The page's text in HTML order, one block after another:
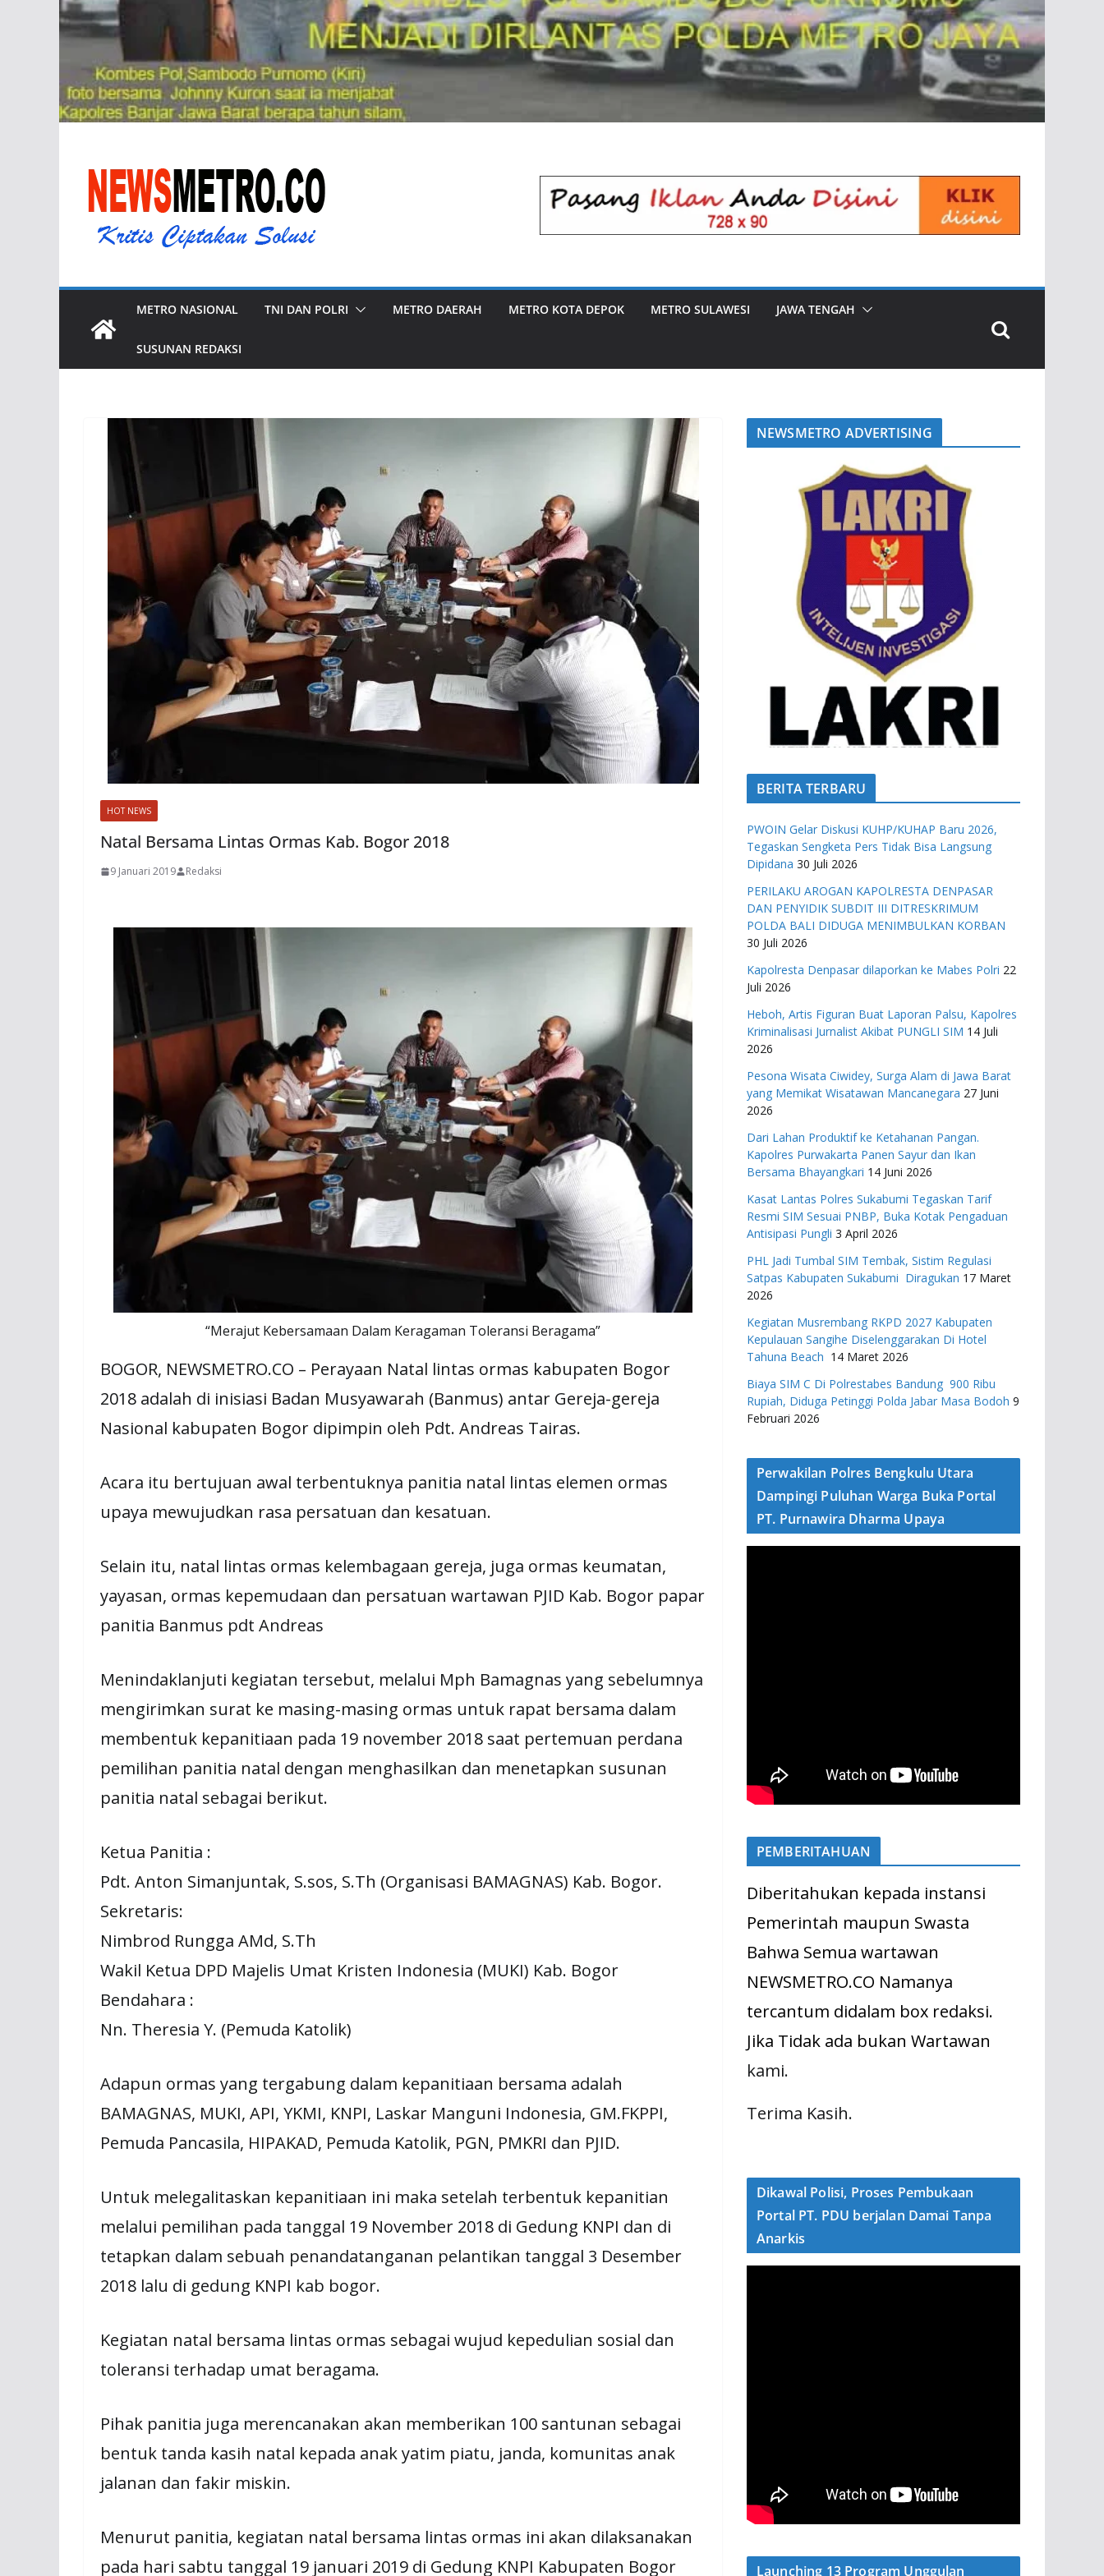
METRO NASIONAL TNI DAN POLRI METRO DAERAH METRO KOTA DEPOK METRO SULAWESI JAWA TENGAH
SUSUNAN REDAKSI
HOT NEWS
Natal Bersama Lintas Ormas Kab. Bogor 2018
9 Januari 2019 Redaksi
“Merajut Kebersamaan Dalam Keragaman Toleransi Beragama”
BOGOR, NEWSMETRO.CO – Perayaan Natal lintas ormas kabupaten Bogor
2018 adalah di inisiasi Badan Musyawarah (Banmus) antar Gereja-gereja
Nasional kabupaten Bogor dipimpin oleh Pdt. Andreas Tairas.
Acara itu bertujuan awal terbentuknya panitia natal lintas elemen ormas
upaya mewujudkan rasa persatuan dan kesatuan.
Selain itu, natal lintas ormas kelembagaan gereja, juga ormas keumatan,
yayasan, ormas kepemudaan dan persatuan wartawan PJID Kab. Bogor papar
panitia Banmus pdt Andreas
Menindaklanjuti kegiatan tersebut, melalui Mph Bamagnas yang sebelumnya
mengirimkan surat ke masing-masing ormas untuk rapat bersama dalam
membentuk kepanitiaan pada 19 november 2018 saat pertemuan perdana
pemilihan panitia natal dengan menghasilkan dan menetapkan susunan
panitia natal sebagai berikut.
Ketua Panitia :
Pdt. Anton Simanjuntak, S.sos, S.Th (Organisasi BAMAGNAS) Kab. Bogor.
Sekretaris:
Nimbrod Rungga AMd, S.Th
Wakil Ketua DPD Majelis Umat Kristen Indonesia (MUKI) Kab. Bogor
Bendahara :
Nn. Theresia Y. (Pemuda Katolik)
Adapun ormas yang tergabung dalam kepanitiaan bersama adalah
BAMAGNAS, MUKI, API, YKMI, KNPI, Laskar Manguni Indonesia, GM.FKPPI,
Pemuda Pancasila, HIPAKAD, Pemuda Katolik, PGN, PMKRI dan PJID.
Untuk melegalitaskan kepanitiaan ini maka setelah terbentuk kepanitian
melalui pemilihan pada tanggal 19 November 2018 di Gedung KNPI dan di
tetapkan dalam sebuah penandatanganan pelantikan tanggal 3 Desember
2018 lalu di gedung KNPI kab bogor.
Kegiatan natal bersama lintas ormas sebagai wujud kepedulian sosial dan
toleransi terhadap umat beragama.
Pihak panitia juga merencanakan akan memberikan 100 santunan sebagai
bentuk tanda kasih natal kepada anak yatim piatu, janda, komunitas anak
jalanan dan fakir miskin.
Menurut panitia, kegiatan natal bersama lintas ormas ini akan dilaksanakan
pada hari sabtu tanggal 19 januari 2019 di Gedung KNPI Kabupaten Bogor
NEWSMETRO ADVERTISING
BERITA TERBARU
PWOIN Gelar Diskusi KUHP/KUHAP Baru 2026,
Tegaskan Sengketa Pers Tidak Bisa Langsung
Dipidana 30 Juli 2026
PERILAKU AROGAN KAPOLRESTA DENPASAR
DAN PENYIDIK SUBDIT III DITRESKRIMUM
POLDA BALI DIDUGA MENIMBULKAN KORBAN
30 Juli 2026
Kapolresta Denpasar dilaporkan ke Mabes Polri 22
Juli 2026
Heboh, Artis Figuran Buat Laporan Palsu, Kapolres
Kriminalisasi Jurnalist Akibat PUNGLI SIM 14 Juli
2026
Pesona Wisata Ciwidey, Surga Alam di Jawa Barat
yang Memikat Wisatawan Mancanegara 27 Juni
2026
Dari Lahan Produktif ke Ketahanan Pangan.
Kapolres Purwakarta Panen Sayur dan Ikan
Bersama Bhayangkari 14 Juni 2026
Kasat Lantas Polres Sukabumi Tegaskan Tarif
Resmi SIM Sesuai PNBP, Buka Kotak Pengaduan
Antisipasi Pungli 3 April 2026
PHL Jadi Tumbal SIM Tembak, Sistim Regulasi
Satpas Kabupaten Sukabumi Diragukan 17 Maret
2026
Kegiatan Musrembang RKPD 2027 ​Kabupaten
Kepulauan Sangihe Diselenggarakan Di Hotel
Tahuna Beach 14 Maret 2026
Biaya SIM C Di Polrestabes Bandung 900 Ribu
Rupiah, Diduga Petinggi Polda Jabar Masa Bodoh 9
Februari 2026
Perwakilan Polres Bengkulu Utara
Dampingi Puluhan Warga Buka Portal
PT. Purnawira Dharma Upaya
PEMBERITAHUAN
Diberitahukan kepada instansi
Pemerintah maupun Swasta
Bahwa Semua wartawan
NEWSMETRO.CO Namanya
tercantum didalam box redaksi.
Jika Tidak ada bukan Wartawan
kami.
Terima Kasih.
Dikawal Polisi, Proses Pembukaan
Portal PT. PDU berjalan Damai Tanpa
Anarkis
Launching 13 Program Unggulan